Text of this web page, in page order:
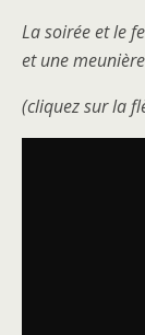
La soirée et le
et une
(cliquez sur la